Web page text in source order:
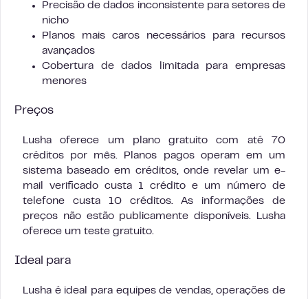
Precisão de dados inconsistente para setores de
nicho
Planos mais caros necessários para recursos
avançados
Cobertura de dados limitada para empresas
menores
Preços
Lusha oferece um plano gratuito com até 70
créditos por mês. Planos pagos operam em um
sistema baseado em créditos, onde revelar um e-
mail verificado custa 1 crédito e um número de
telefone custa 10 créditos. As informações de
preços não estão publicamente disponíveis. Lusha
oferece um teste gratuito.
Ideal para
Lusha é ideal para equipes de vendas, operações de